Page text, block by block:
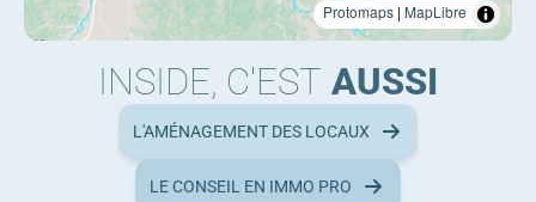
Protomaps | MapLibre
INSIDE, C'EST AUSSI
L'AMÉNAGEMENT DES LOCAUX
LE CONSEIL EN IMMO PRO